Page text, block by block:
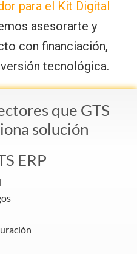
para el Kit Digital
asesorarte y
con financiación,
tecnológica.
que GTS
solución
ERP